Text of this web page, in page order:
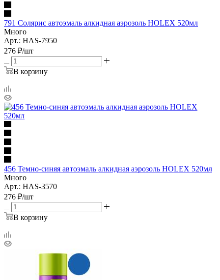
791 Солярис автоэмаль алкидная аэрозоль HOLEX 520мл
Много
Арт.: HAS-7950
276 ₽/шт
В корзину
456 Темно-синяя автоэмаль алкидная аэрозоль HOLEX 520мл
Много
Арт.: HAS-3570
276 ₽/шт
В корзину